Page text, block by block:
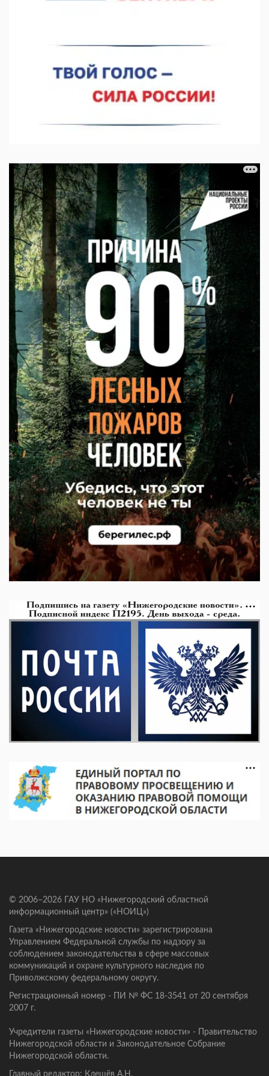
© 2006–2026 ГАУ НО «Нижегородский областной
информационный центр» («НОИЦ»)
Газета «Нижегородские новости» зарегистрирована
Управлением Федеральной службы по надзору за
соблюдением законодательства в сфере массовых
коммуникаций и охране культурного наследия по
Приволжскому федеральному округу.
Регистрационный номер - ПИ № ФС 18-3541 от 20 сентября
2007 г.
Учредители газеты «Нижегородские новости» - Правительство
Нижегородской области и Законодательное Собрание
Нижегородской области.